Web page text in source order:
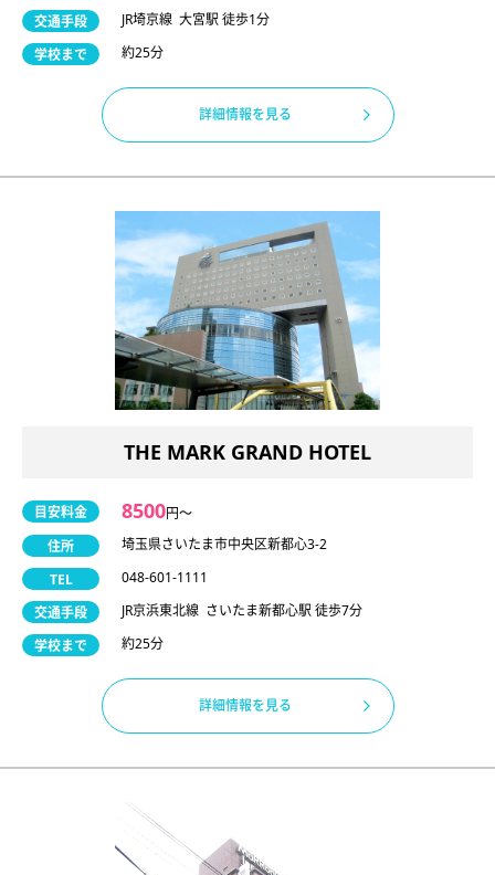
交通手段
JR埼京線 大宮駅 徒歩1分
学校まで
約25分
詳細情報を見る
THE MARK GRAND HOTEL
目安料金 8500円〜
住所
埼玉県さいたま市中央区新都心3-2
TEL
048-601-1111
交通手段
JR京浜東北線 さいたま新都心駅 徒歩7分
学校まで
約25分
詳細情報を見る